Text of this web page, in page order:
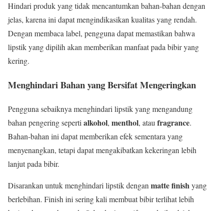
Hindari produk yang tidak mencantumkan bahan-bahan dengan
jelas, karena ini dapat mengindikasikan kualitas yang rendah.
Dengan membaca label, pengguna dapat memastikan bahwa
lipstik yang dipilih akan memberikan manfaat pada bibir yang
kering.
Menghindari Bahan yang Bersifat Mengeringkan
Pengguna sebaiknya menghindari lipstik yang mengandung
bahan pengering seperti alkohol, menthol, atau fragrance.
Bahan-bahan ini dapat memberikan efek sementara yang
menyenangkan, tetapi dapat mengakibatkan kekeringan lebih
lanjut pada bibir.
Disarankan untuk menghindari lipstik dengan matte finishyang
berlebihan. Finish ini sering kali membuat bibir terlihat lebih